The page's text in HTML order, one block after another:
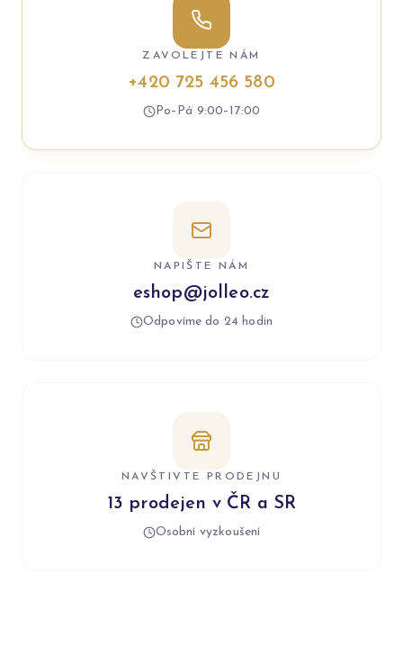
ZAVOLEJTE NÁM
+420 725 456 580
Po–Pá 9:00–17:00
NAPIŠTE NÁM
eshop@jolleo.cz
Odpovíme do 24 hodin
NAVŠTIVTE PRODEJNU
13 prodejen v ČR a SR
Osobní vyzkoušení